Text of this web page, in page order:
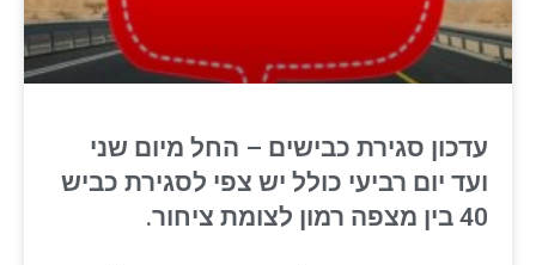
עדכון סגירת כבישים – החל מיום שני
ועד יום רביעי כולל יש צפי לסגירת כביש
40 בין מצפה רמון לצומת ציחור.